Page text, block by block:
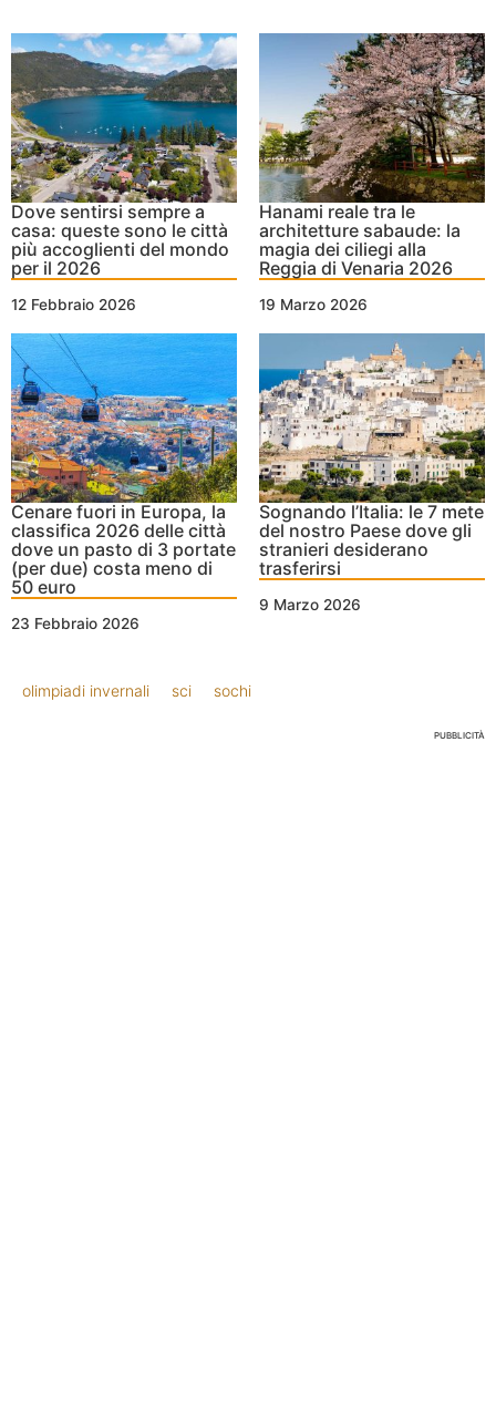
Dove sentirsi sempre a
casa: queste sono le città
più accoglienti del mondo
per il 2026
12 Febbraio 2026
Hanami reale tra le
architetture sabaude: la
magia dei ciliegi alla
Reggia di Venaria 2026
19 Marzo 2026
Cenare fuori in Europa, la
classifica 2026 delle città
dove un pasto di 3 portate
(per due) costa meno di
50 euro
23 Febbraio 2026
Sognando l’Italia: le 7 mete
del nostro Paese dove gli
stranieri desiderano
trasferirsi
9 Marzo 2026
olimpiadi invernali sci sochi
PUBBLICITÀ